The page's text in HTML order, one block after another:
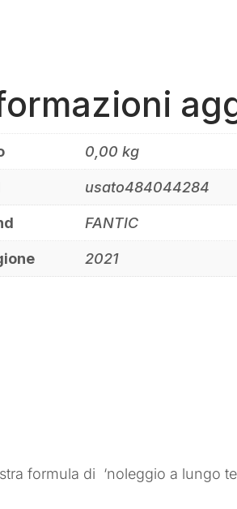
0,00 kg
usato484044284
FANTIC
2021
formula di ‘noleggio a lungo